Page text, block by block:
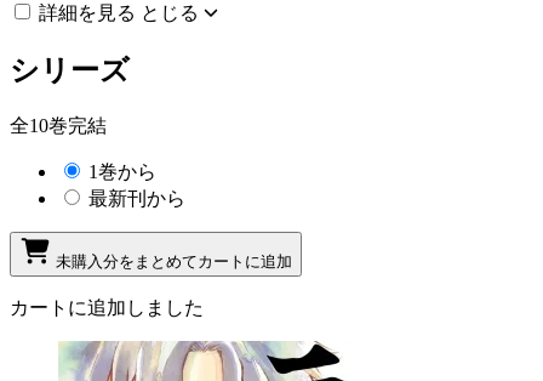
詳細を見る とじる
シリーズ
全10巻完結
1巻から
最新刊から
未購入分をまとめてカートに追加
カートに追加しました